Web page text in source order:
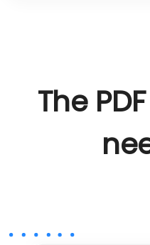
The